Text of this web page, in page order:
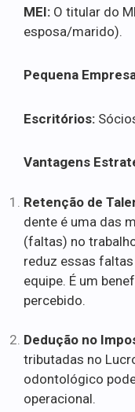
MEI: O titular do
esposa/marido).
Pequena
Escritórios:
Vantagens
Retenção de
dente é uma das
(faltas) no
reduz essas
equipe. É um
percebido.
Dedução no
tributadas no
odontológico
operacional.